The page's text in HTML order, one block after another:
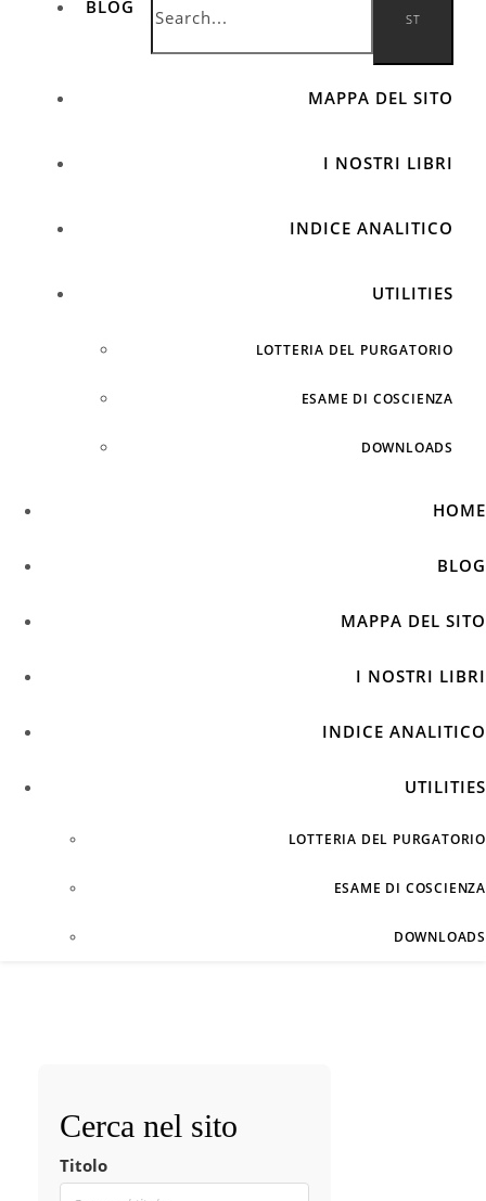
BLOG
MAPPA DEL SITO
I NOSTRI LIBRI
INDICE ANALITICO
UTILITIES
LOTTERIA DEL PURGATORIO
ESAME DI COSCIENZA
DOWNLOADS
HOME
BLOG
MAPPA DEL SITO
I NOSTRI LIBRI
INDICE ANALITICO
UTILITIES
LOTTERIA DEL PURGATORIO
ESAME DI COSCIENZA
DOWNLOADS
Cerca nel sito
Titolo